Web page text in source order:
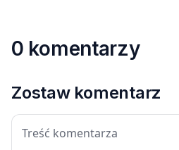
0 komentarzy
Zostaw komentarz